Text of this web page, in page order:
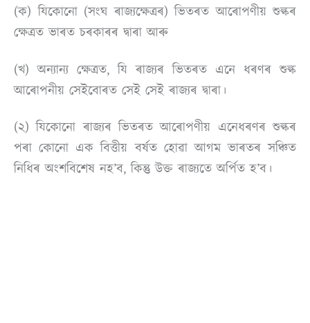
(ক) যিকোনো (সংঘ ৰাজ্যক্ষেত্ৰৰ) ভিতৰত আৰোপণীয় শুল্কৰ
ক্ষেত্ৰত ভাৰত চৰকাৰৰ দ্বাৰা আৰু
(খ) অন্যান্য ক্ষেত্ৰত, যি ৰাজ্যৰ ভিতৰত এনে ধৰণৰ শুল্ক
আৰোপনীয় সেইবোৰত সেই সেই ৰাজ্যৰ দ্বাৰা।
(২) যিকোনো ৰাজ্যৰ ভিতৰত আৰোপণীয় এনেধৰণৰ শুল্কৰ
পৰা কোনো এক বিত্তীয় বৰ্ষত হোৱা আগম ভাৰতৰ সঞ্চিত
নিধিৰ অংশবিশেষ নহ’ব, কিন্তু উক্ত ৰাজ্যতে অৰ্পিত হ’ব।